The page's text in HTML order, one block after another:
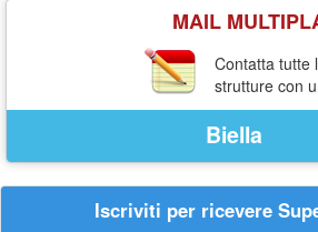
MAIL
Contatta tutte
strutture con
Biella
Iscriviti per ricevere